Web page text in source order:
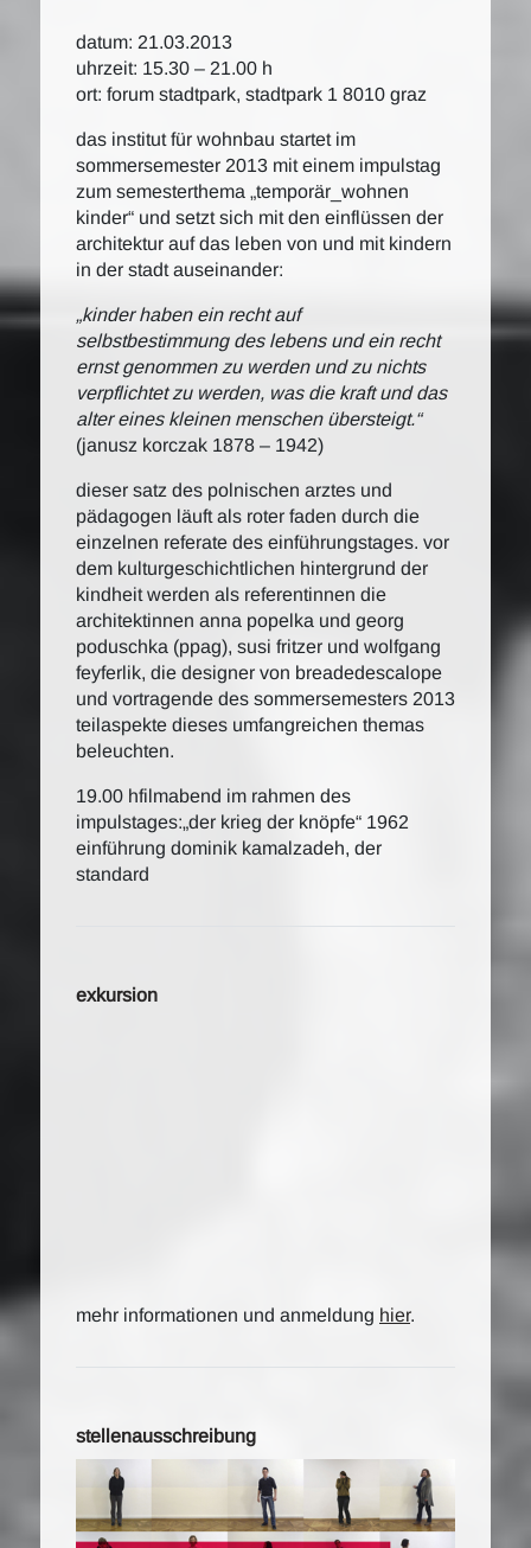
datum: 21.03.2013
uhrzeit: 15.30 – 21.00 h
ort: forum stadtpark, stadtpark 1 8010 graz
das institut für wohnbau startet im
sommersemester 2013 mit einem impulstag
zum semesterthema „temporär_wohnen
kinder“ und setzt sich mit den einflüssen der
architektur auf das leben von und mit kindern
in der stadt auseinander:
„kinder haben ein recht auf
selbstbestimmung des lebens und ein recht
ernst genommen zu werden und zu nichts
verpflichtet zu werden, was die kraft und das
alter eines kleinen menschen übersteigt.“
(janusz korczak 1878 – 1942)
dieser satz des polnischen arztes und
pädagogen läuft als roter faden durch die
einzelnen referate des einführungstages. vor
dem kulturgeschichtlichen hintergrund der
kindheit werden als referentinnen die
architektinnen anna popelka und georg
poduschka (ppag), susi fritzer und wolfgang
feyferlik, die designer von breadedescalope
und vortragende des sommersemesters 2013
teilaspekte dieses umfangreichen themas
beleuchten.
19.00 hfilmabend im rahmen des
impulstages:„der krieg der knöpfe“ 1962
einführung dominik kamalzadeh, der
standard
exkursion
mehr informationen und anmeldung hier.
stellenausschreibung